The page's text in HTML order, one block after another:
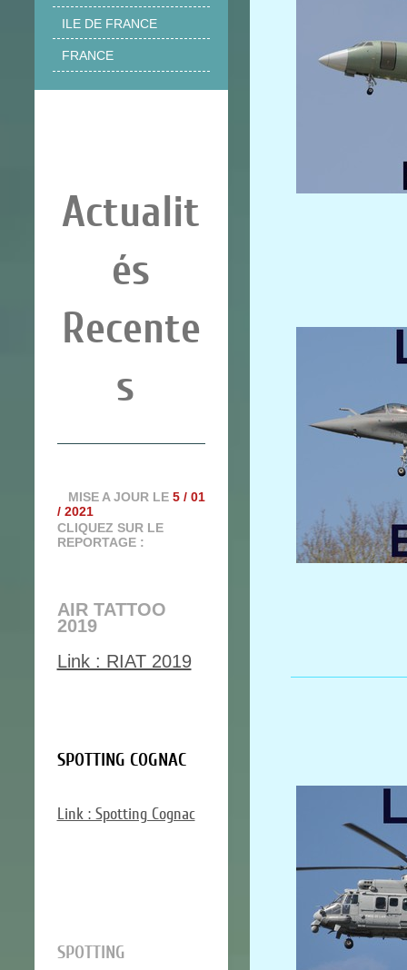
ILE DE FRANCE
FRANCE
Actualit
és
Recente
s
MISE A JOUR LE 5 / 01
/ 2021
CLIQUEZ SUR LE
REPORTAGE :
AIR TATTOO
2019
Link : RIAT 2019
SPOTTING COGNAC
Link : Spotting Cognac
SPOTTING